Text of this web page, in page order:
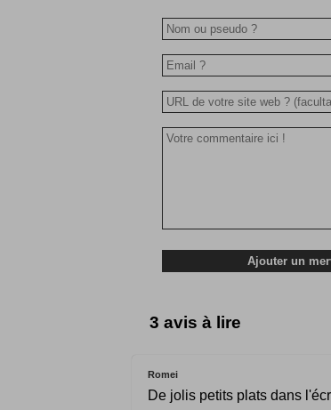
3 avis à lire
Romei
De jolis petits plats dans